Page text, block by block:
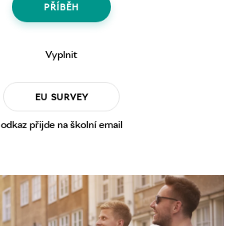
PŘÍBĚH
Vyplnit
EU SURVEY
odkaz přijde na školní email